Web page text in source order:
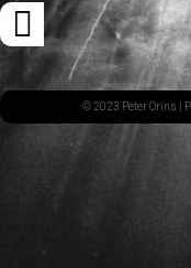
Navigation
des
articles
ARTICLE
PRÉCÉDENT© 2023 Peter Orins |